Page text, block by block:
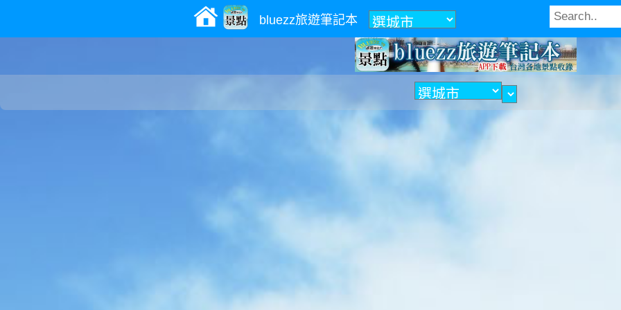
bluezz旅遊筆記本